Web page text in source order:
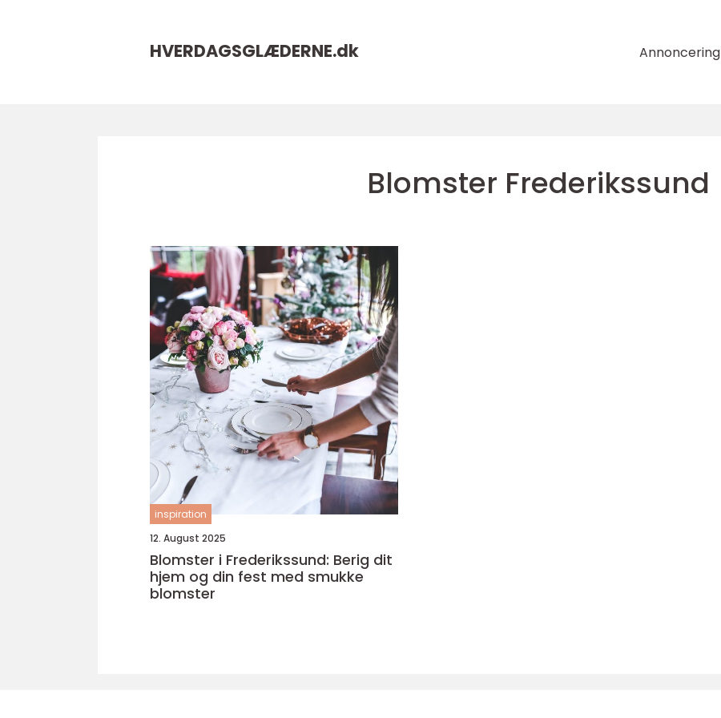
HVERDAGSGLÆDERNE.dk Annoncering
Blomster Frederikssund
inspiration
12. August 2025
Blomster i Frederikssund: Berig dit
hjem og din fest med smukke
blomster